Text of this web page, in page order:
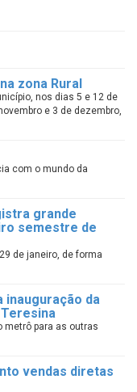
zona Rural
nos dias 5 e 12 de
e 3 de dezembro,
com o mundo da
grande
semestre de
de janeiro, de forma
inauguração da
metrô para as outras
vendas diretas